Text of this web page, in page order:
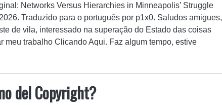
Networks Versus Hierarchies in Minneapolis’ Struggle
Traduzido para o português por p1x0. Saludos amigues,
de vila, interessado na superação do Estado das coisas
meu trabalho Clicando Aqui. Faz algum tempo, estive
del Copyright?